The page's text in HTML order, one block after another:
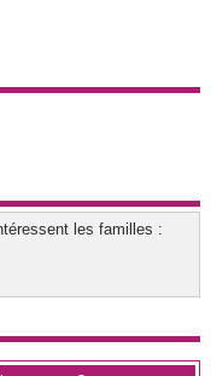
les familles :